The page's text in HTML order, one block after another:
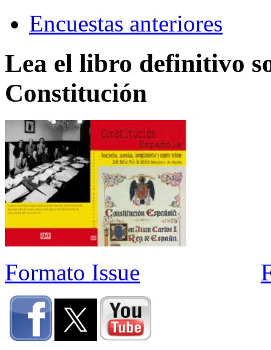
Encuestas anteriores
Lea el libro definitivo
Constitución
Formato Issue